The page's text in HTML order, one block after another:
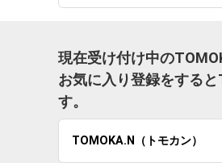
現在受け付け中の
お気に入り登録をする
す。
TOMOKA.N（トモカン）